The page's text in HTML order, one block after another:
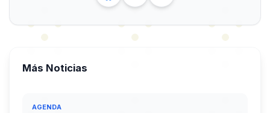
Más Noticias
AGENDA